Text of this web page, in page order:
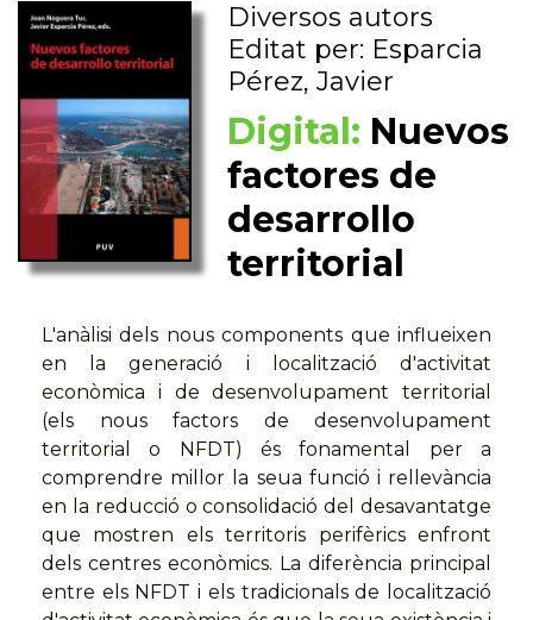
Diversos autors
Editat per: Esparcia
Pérez, Javier
Digital: Nuevos
factores de
desarrollo
territorial
L'anàlisi dels nous components que influeixen
en la generació i localització d'activitat
econòmica i de desenvolupament territorial
(els nous factors de desenvolupament
territorial o NFDT) és fonamental per a
comprendre millor la seua funció i rellevància
en la reducció o consolidació del desavantatge
que mostren els territoris perifèrics enfront
dels centres econòmics. La diferència principal
entre els NFDT i els tradicionals de localització